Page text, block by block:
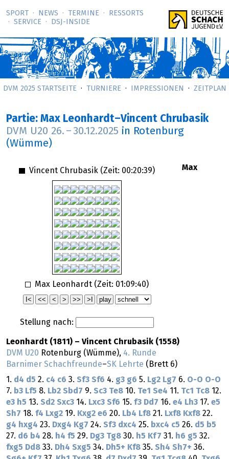
SPORT NEWS TERMINE
RESSORTS
SERVICE
DSJ-­INSIDE
DVM 2025 STARTSEITE TURNIERE IMPRESSIONEN ZEITPLAN
Partie: Max Leonhardt–Vincent Chrubasik
DVM U20 26. – 30.12.2025 in Rotenburg
(Wümme)
Vincent Chrubasik (Zeit: 00:20:39)
Max Leonhardt (Zeit: 01:09:40)
Stellung nach:
Max
Leonhardt (1811) – Vincent Chrubasik (1558)
DVM U20 Rotenburg (Wümme), 4. Runde
Barnimer Schachfreunde–SK Lehrte (Brett 6)
1. d4 d5 2. c4 c6 3. Sf3 Sf6 4. g3 g6 5. Lg2 Lg7 6. O-O O-O
7. b3 Lf5 8. Lb2 Sbd7 9. Sc3 Te8 10. Te1 Se4 11. Tc1 Tc8 12.
e3 h5 13. Sd2 Sxc3 14. Lxc3 Sf6 15. f3 Dd7 16. e4 Lh3 17. e5
Sh7 18. f4 Lxg2 19. Kxg2 e6 20. Lb4 Lf8 21. Lxf8 Kxf8 22.
g4 hxg4 23. Dxg4 Kg7 24. Sf3 dxc4 25. bxc4 c5 26. d5 b5
27. d6 b4 28. h4 f5 29. Dg3 Tg8 30. h5 Kf7 31. h6 g5 32.
fxg5 Dd8 33. Dh4 Sxg5 34. Dh5+ Kf8 35. Sh4 Sh7+ 36.